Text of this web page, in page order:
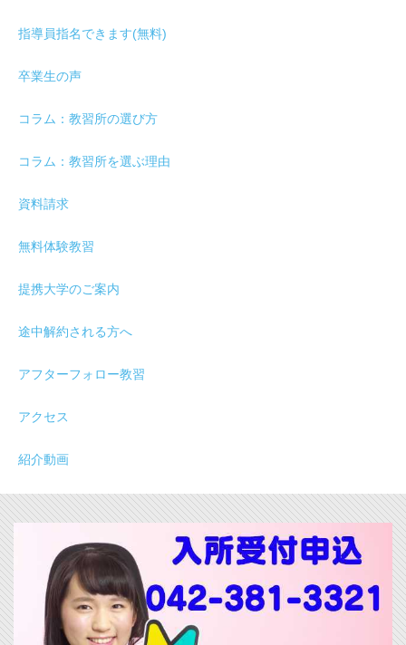
指導員指名できます(無料)
卒業生の声
コラム：教習所の選び方
コラム：教習所を選ぶ理由
資料請求
無料体験教習
提携大学のご案内
途中解約される方へ
アフターフォロー教習
アクセス
紹介動画